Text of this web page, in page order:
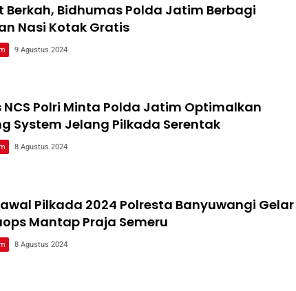
Berkah, Bidhumas Polda Jatim Berbagi
Nasi Kotak Gratis
9 Agustus 2024
NCS Polri Minta Polda Jatim Optimalkan
System Jelang Pilkada Serentak
8 Agustus 2024
Pilkada 2024 Polresta Banyuwangi Gelar
Mantap Praja Semeru
8 Agustus 2024